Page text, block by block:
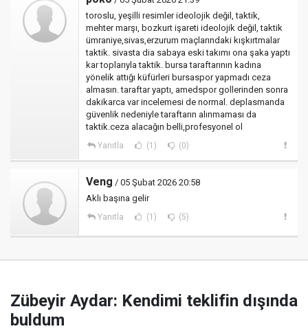
toroslu, yeşilli resimler ideolojik değil, taktik,
mehter marşı, bozkurt işareti ideolojik değil, taktik
ümraniye,sivas,erzurum maçlarındaki kışkırtmalar
taktik. sivasta dia sabaya eski takımı ona şaka yaptı
kar toplarıyla taktik. bursa taraftarının kadına
yönelik attığı küfürleri bursaspor yapmadı ceza
almasın. taraftar yaptı, amedspor gollerinden sonra
dakikarca var incelemesi de normal. deplasmanda
güvenlik nedeniyle taraftarın alınmaması da
taktik.ceza alacağın belli,profesyonel ol
Yanıtla (1) (0)
Veng / 05 Şubat 2026 20:58
Aklı başına gelir
Yanıtla (1) (5)
Zübeyir Aydar: Kendimi teklifin dışında
buldum